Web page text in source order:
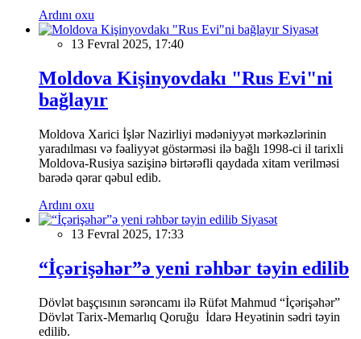
Ardını oxu
Siyasət
13 Fevral 2025, 17:40
Moldova Kişinyovdakı "Rus Evi"ni
bağlayır
Moldova Xarici İşlər Nazirliyi mədəniyyət mərkəzlərinin
yaradılması və fəaliyyət göstərməsi ilə bağlı 1998-ci il tarixli
Moldova-Rusiya sazişinə birtərəfli qaydada xitam verilməsi
barədə qərar qəbul edib.
Ardını oxu
Siyasət
13 Fevral 2025, 17:33
“İçərişəhər”ə yeni rəhbər təyin edilib
Dövlət başçısının sərəncamı ilə Rüfət Mahmud “İçərişəhər”
Dövlət Tarix-Memarlıq Qoruğu İdarə Heyətinin sədri təyin
edilib.